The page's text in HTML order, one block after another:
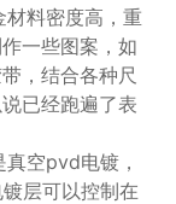
料密度高，重
一些图案，如
，结合各种尺
已经跑遍了表
空pvd电镀，
层可以控制在